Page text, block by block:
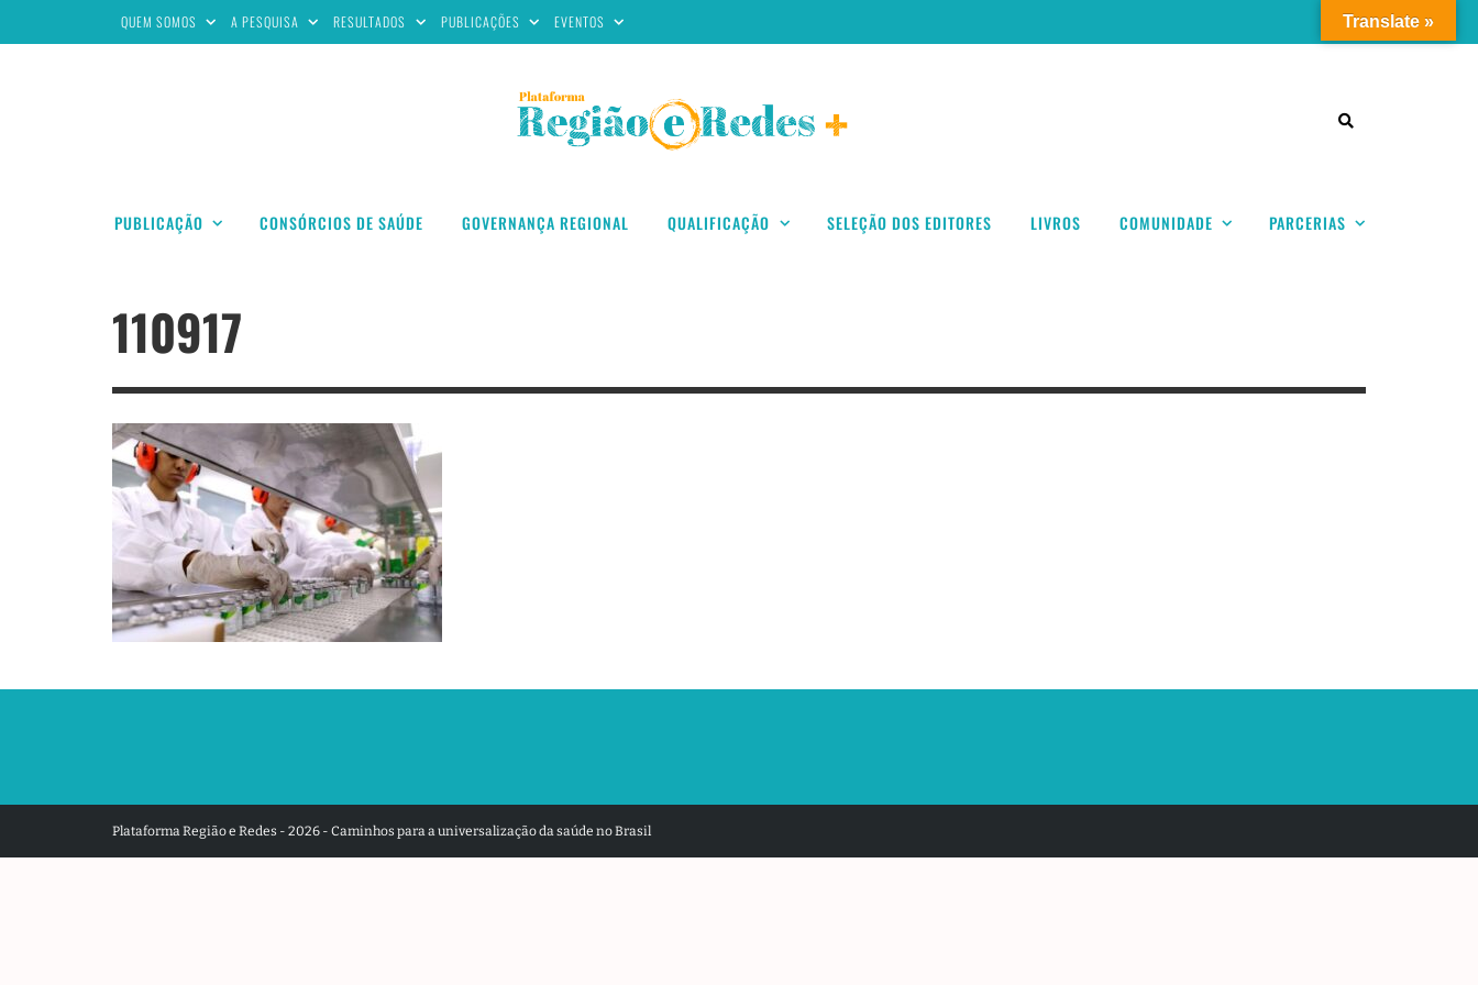
QUEM SOMOS A PESQUISA RESULTADOS PUBLICAÇÕES EVENTOS
PUBLICAÇÃO CONSÓRCIOS DE SAÚDE GOVERNANÇA REGIONAL QUALIFICAÇÃO SELEÇÃO DOS EDITORES LIVROS COMUNIDADE PARCERIAS
110917
Plataforma Região e Redes - 2026 - Caminhos para a universalização da saúde no Brasil
Translate »